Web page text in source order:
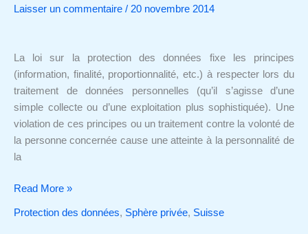
Laisser un commentaire / 20 novembre 2014
La loi sur la protection des données fixe les principes
(information, finalité, proportionnalité, etc.) à respecter lors du
traitement de données personnelles (qu’il s’agisse d’une
simple collecte ou d’une exploitation plus sophistiquée). Une
violation de ces principes ou un traitement contre la volonté de
la personne concernée cause une atteinte à la personnalité de
la
consentement
Read More »
Protection des données, Sphère privée, Suisse